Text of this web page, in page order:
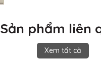
Sản phẩm liên
Xem tất cả